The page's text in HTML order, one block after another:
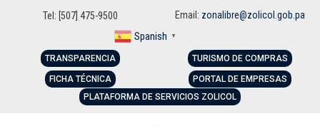
Tel: [507] 475-9500 Email: zonalibre@zolicol.gob.pa
Spanish ▼
TRANSPARENCIA
FICHA TÉCNICA
TURISMO DE COMPRAS
PORTAL DE EMPRESAS
PLATAFORMA DE SERVICIOS ZOLICOL